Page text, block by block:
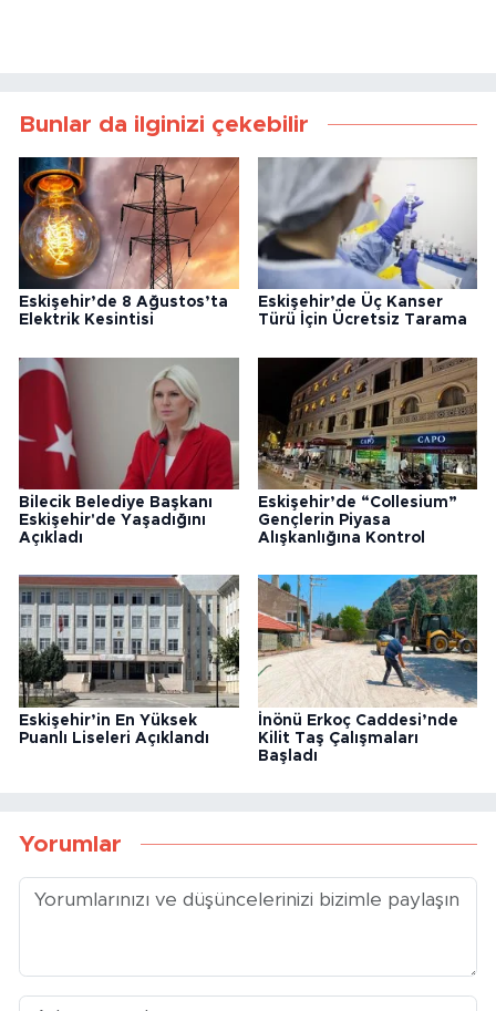
Bunlar da ilginizi çekebilir
Eskişehir’de 8 Ağustos’ta
Elektrik Kesintisi
Eskişehir’de Üç Kanser
Türü İçin Ücretsiz Tarama
Bilecik Belediye Başkanı
Eskişehir'de Yaşadığını
Açıkladı
Eskişehir’de “Collesium”
Gençlerin Piyasa
Alışkanlığına Kontrol
Eskişehir’in En Yüksek
Puanlı Liseleri Açıklandı
İnönü Erkoç Caddesi’nde
Kilit Taş Çalışmaları
Başladı
Yorumlar